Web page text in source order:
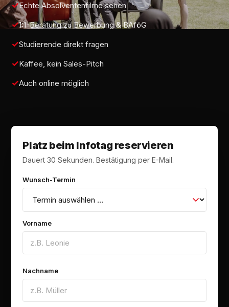
Echte Absolventenfilme sehen
1:1-Beratung zu Bewerbung & BAföG
Studierende direkt fragen
Kaffee, kein Sales-Pitch
Auch online möglich
Platz beim Infotag reservieren
Dauert 30 Sekunden. Bestätigung per E-Mail.
Wunsch-Termin
Vorname
Nachname